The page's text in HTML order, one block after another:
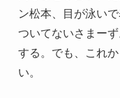
ン松本、目が泳い
ついてないさまー
する。でも、これ
い。